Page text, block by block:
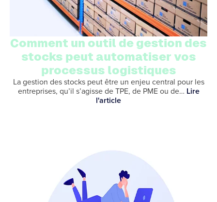
Comment un outil de gestion des
stocks peut automatiser vos
processus logistiques
La gestion des stocks peut être un enjeu central pour les
entreprises, qu’il s’agisse de TPE, de PME ou de… Lire
l'article